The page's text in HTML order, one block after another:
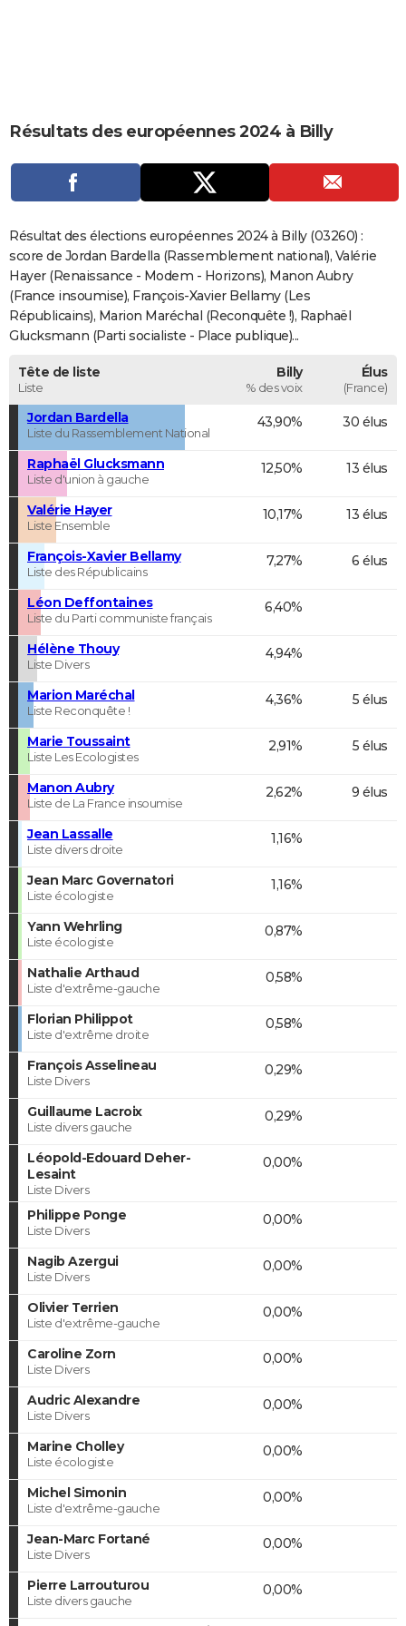
CARTE DE VOEUX
Carte de Noël
Carte Bonne année
Carte Saint-Valentin
Carte Pâques
Carte d'anniversaire
DICTIONNAIRE
Dictionnaire
Biographies
Citations
Expressions
Proverbes
PROGRAMME TV
COPAINS D'AVANT
S'inscrire
Se connecter
Lycées
Collèges
Primaires
Universités
Entreprises
Service militaire
Avis de recherche
AVIS DE DÉCÈS
FORUM
Résultats des européennes 2024 à Billy
Résultat des élections européennes 2024 à Billy (03260) :
score de Jordan Bardella (Rassemblement national), Valérie
Hayer (Renaissance - Modem - Horizons), Manon Aubry
(France insoumise), François-Xavier Bellamy (Les
Républicains), Marion Maréchal (Reconquête !), Raphaël
Glucksmann (Parti socialiste - Place publique)...
Tête de liste
Liste
Billy
% des voix
Élus
(France)
Jordan Bardella
Liste du Rassemblement National
43,90% 30 élus
Raphaël Glucksmann
Liste d'union à gauche
12,50% 13 élus
Valérie Hayer
Liste Ensemble
10,17% 13 élus
François-Xavier Bellamy
Liste des Républicains
7,27% 6 élus
Léon Deffontaines
Liste du Parti communiste français
6,40%
Hélène Thouy
Liste Divers
4,94%
Marion Maréchal
Liste Reconquête !
4,36% 5 élus
Marie Toussaint
Liste Les Ecologistes
2,91% 5 élus
Manon Aubry
Liste de La France insoumise
2,62% 9 élus
Jean Lassalle
Liste divers droite
1,16%
Jean Marc Governatori
Liste écologiste
1,16%
Yann Wehrling
Liste écologiste
0,87%
Nathalie Arthaud
Liste d'extrême-gauche
0,58%
Florian Philippot
Liste d'extrême droite
0,58%
François Asselineau
Liste Divers
0,29%
Guillaume Lacroix
Liste divers gauche
0,29%
Léopold-Edouard Deher-
Lesaint
Liste Divers
0,00%
Philippe Ponge
Liste Divers
0,00%
Nagib Azergui
Liste Divers
0,00%
Olivier Terrien
Liste d'extrême-gauche
0,00%
Caroline Zorn
Liste Divers
0,00%
Audric Alexandre
Liste Divers
0,00%
Marine Cholley
Liste écologiste
0,00%
Michel Simonin
Liste d'extrême-gauche
0,00%
Jean-Marc Fortané
Liste Divers
0,00%
Pierre Larrouturou
Liste divers gauche
0,00%